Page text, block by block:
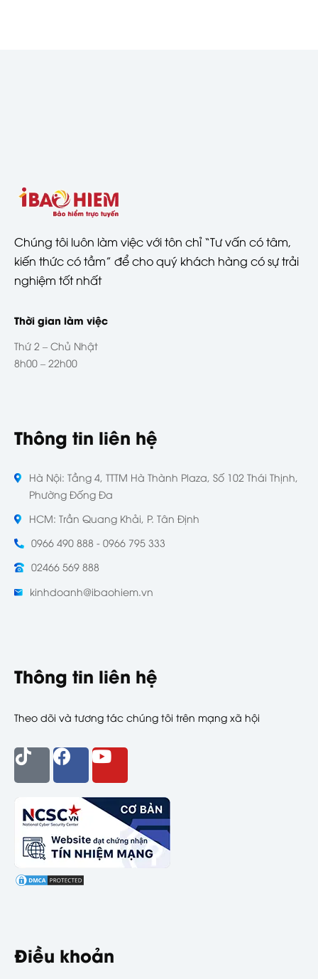
Chúng tôi luôn làm việc với tôn chỉ “Tư vấn có tâm,
kiến thức có tầm” để cho quý khách hàng có sự trải
nghiệm tốt nhất
Thời gian làm việc
Thứ 2 – Chủ Nhật
8h00 – 22h00
Thông tin liên hệ
Hà Nội: Tầng 4, TTTM Hà Thành Plaza, Số 102 Thái Thịnh,
Phường Đống Đa
HCM: Trần Quang Khải, P. Tân Định
0966 490 888 - 0966 795 333
02466 569 888
kinhdoanh@ibaohiem.vn
Thông tin liên hệ
Theo dõi và tương tác chúng tôi trên mạng xã hội
Điều khoản